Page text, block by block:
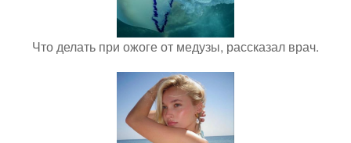
Что делать при ожоге от медузы, рассказал врач.